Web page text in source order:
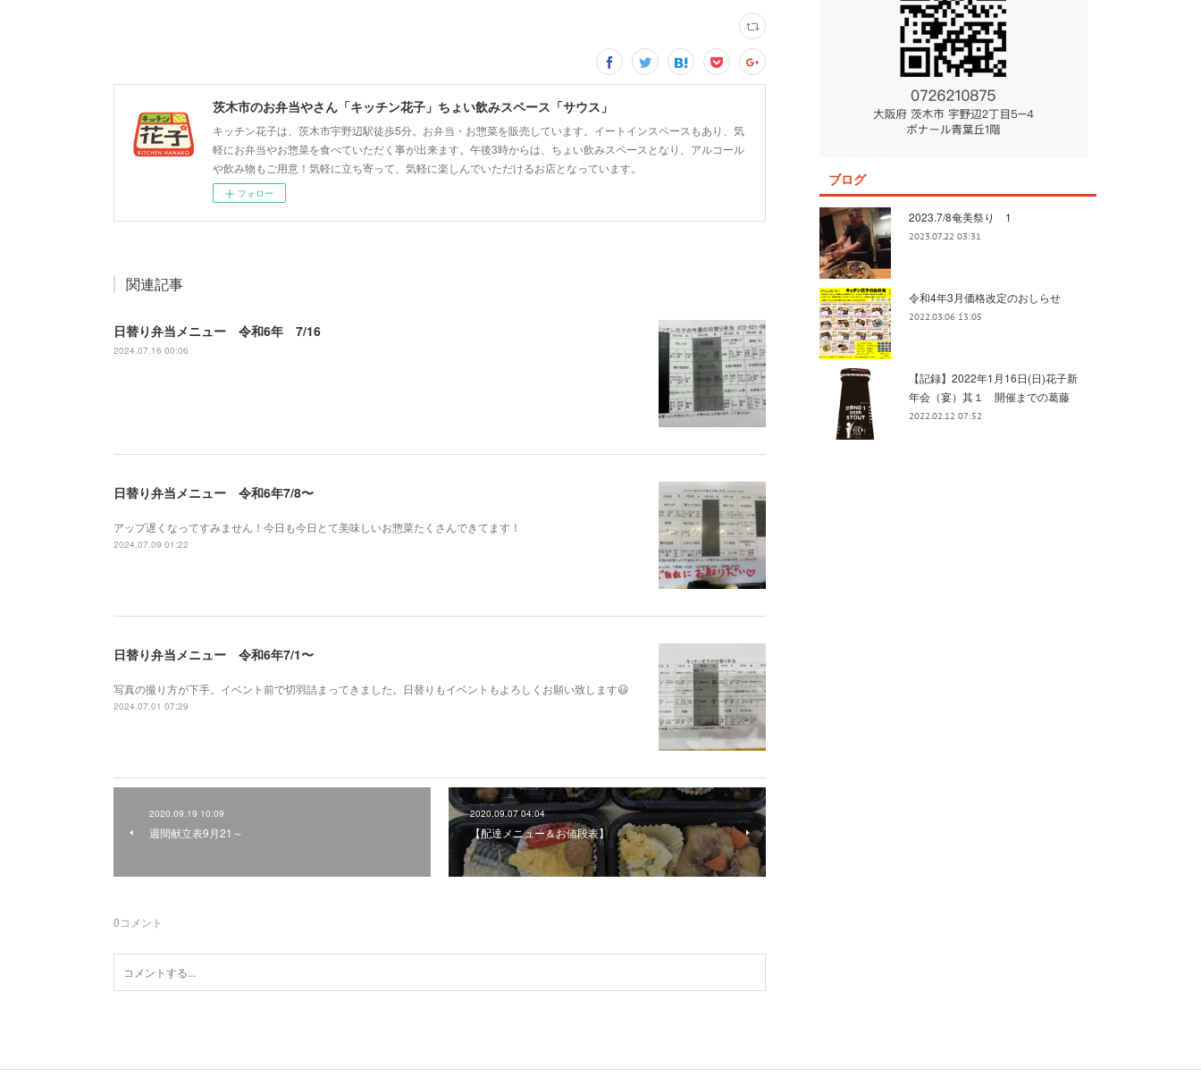
茨木市のお弁当やさん「キッチン花子」ちょい飲みスペース「サウス」
キッチン花子は、茨木市宇野辺駅徒歩5分。お弁当・お惣菜を販売しています。イートインスペースもあり、気
軽にお弁当やお惣菜を食べていただく事が出来ます。午後3時からは、ちょい飲みスペースとなり、アルコール
や飲み物もご用意！気軽に立ち寄って、気軽に楽しんでいただけるお店となっています。
フォロー
関連記事
日替り弁当メニュー 令和6年 7/16
2024.07.16 00:06
日替り弁当メニュー 令和6年7/8〜
アップ遅くなってすみません！今日も今日とて美味しいお惣菜たくさんできてます！
2024.07.09 01:22
日替り弁当メニュー 令和6年7/1〜
写真の撮り方が下手。イベント前で切羽詰まってきました。日替りもイベントもよろしくお願い致します😃
2024.07.01 07:29
2020.09.19 10:09
週間献立表9月21～
2020.09.07 04:04
【配達メニュー＆お値段表】
0コメント
ブログ
2023.7/8奄美祭り 1
2023.07.22 03:31
令和4年3月価格改定のおしらせ
2022.03.06 13:05
【記録】2022年1月16日(日)花子新
年会（宴）其１ 開催までの葛藤
2022.02.12 07:52